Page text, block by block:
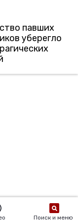
павших
уберегло
Поиск и меню